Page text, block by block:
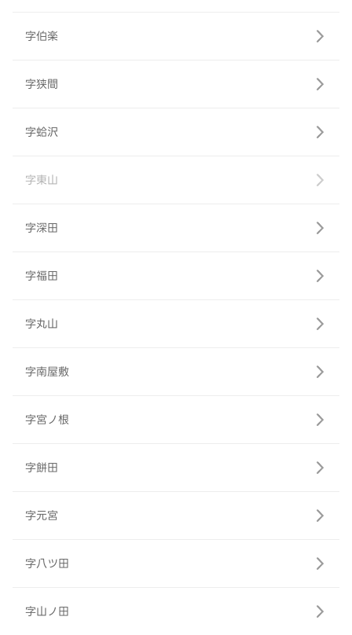
字伯楽
字狭間
字蛤沢
字東山
字深田
字福田
字丸山
字南屋敷
字宮ノ根
字餅田
字元宮
字八ツ田
字山ノ田